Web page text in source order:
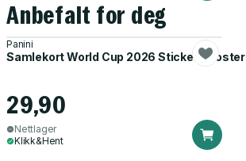
Anbefalt for deg
Panini
Samlekort World Cup 2026 Sticker Booster
29,90
Nettlager
Klikk&Hent